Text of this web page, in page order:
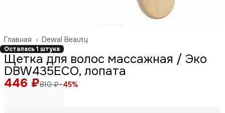
Dewal Beauty
Главная ›
Осталась 1 штука
Щетка для волос массажная / Эко
DBW435ECO, лопата
446 ₽810 ₽−45%